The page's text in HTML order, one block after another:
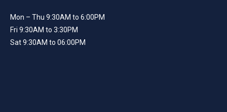
Mon – Thu 9:30AM to 6:00PM
Fri 9:30AM to 3:30PM
Sat 9:30AM to 06:00PM